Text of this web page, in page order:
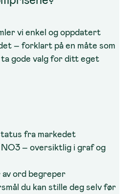
vi enkel og oppdatert
– forklart på en måte som
gode valg for ditt eget
fra markedet
– oversiktlig i graf og
ord begreper
du kan stille deg selv før